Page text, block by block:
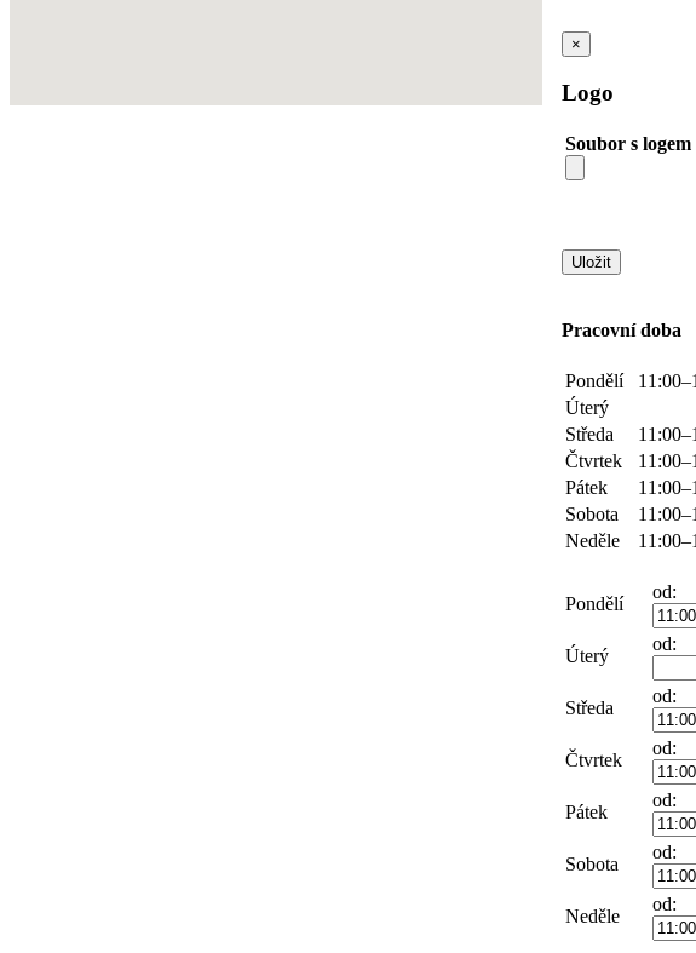
×
Logo
Soubor s
Pracovní doba
Pondělí
Úterý
Středa
Čtvrtek
Pátek
Sobota
Neděle
Pondělí
od:
Úterý
od:
Středa
od:
Čtvrtek
od:
Pátek
od:
Sobota
od:
Neděle
od: